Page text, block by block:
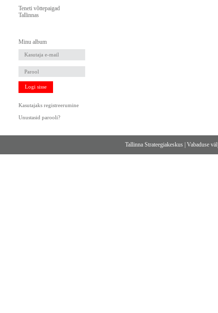
Teneti võttepaigad
Tallinnas
Minu album
Logi sisse
Kasutajaks registreerumine
Unustasid parooli?
Tallinna Strateegiakeskus |Vabaduse